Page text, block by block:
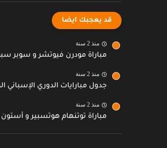
قد يعجبك ايضا
منذ 2 سنة
مباراة مودرن فيوتشر و سوبر
منذ 2 سنة
جدول مبارايات الدوري الإسباني
منذ 2 سنة
مباراة توتنهام هوتسبير و أستون